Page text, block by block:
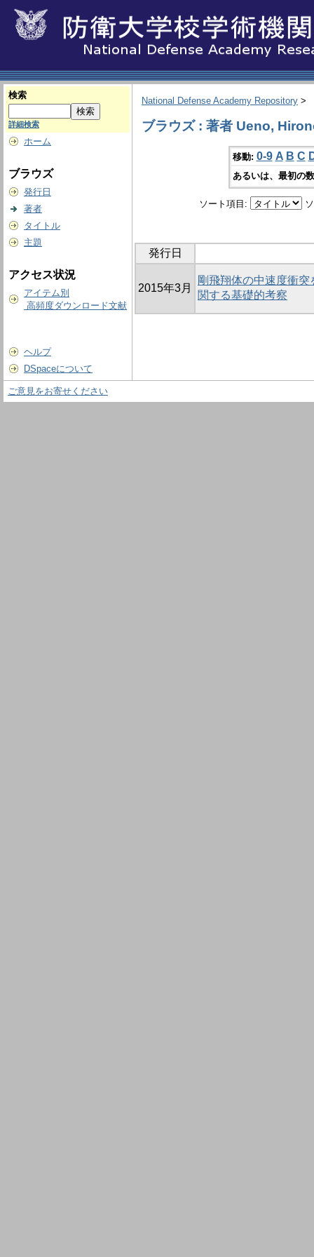
検索
詳細検索
ホーム
ブラウズ
発行日
著者
タイトル
主題
アクセス状況
アイテム別
高頻度ダウンロード文献
ヘルプ
DSpaceについて
National Defense Academy Repository >
ブラウズ : 著者 Ueno,
移動: 0-9 A B C
あるいは、最初の
ソート項目:
発行日
2015年3月
剛飛翔体の中速度衝
関する基礎的考察
ご意見をお寄せください